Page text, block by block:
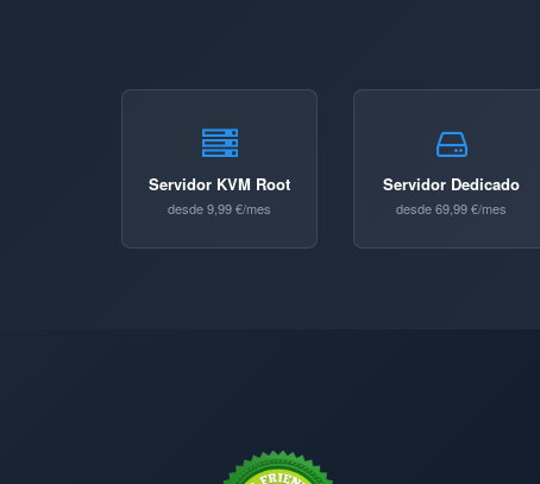
Servidor KVM Root
desde 9,99 €/mes
Servidor Dedicado
desde 69,99 €/mes